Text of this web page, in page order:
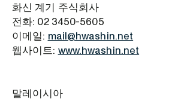
화신 계기 주식회사
전화: 02 3450-5605
이메일: mail@hwashin.net
웹사이트: www.hwashin.net
말레이시아